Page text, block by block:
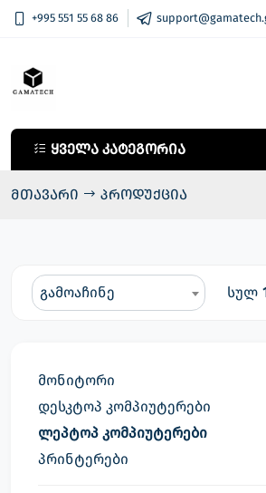
+995 551 55 68 86
ყველა კატეგორია
კომპიუტერული ტექნიკა
აუდიო ტექნიკა
ტელევიზორები
სათამაშო კონსოლები
პლანშეტები, ტაბლეტები
ყველა კატეგორია
მთავარი პროდუქცია
გამოაჩინე სულ
მონიტორი
დესკტოპ კომპიუტერები
ლეპტოპ კომპიუტერები
პრინტერები